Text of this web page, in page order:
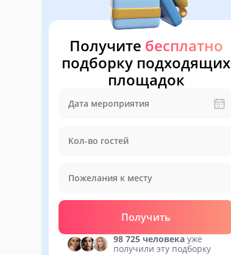
Получите бесплатно
подборку подходящих
площадок
Получить
98 725 человекауже
получили эту подборку